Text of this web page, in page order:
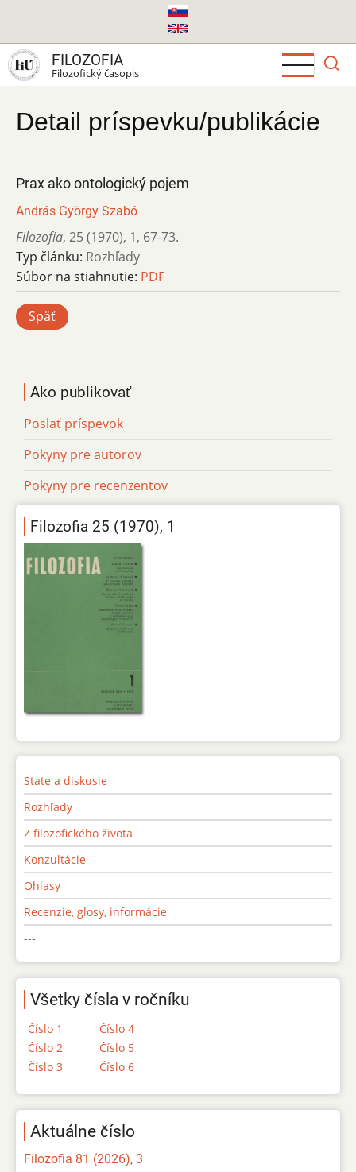
hlavný
obsah
FILOZOFIA
Filozofický časopis
Detail príspevku/publikácie
Prax ako ontologický pojem
András György Szabó
Filozofia, 25 (1970), 1, 67-73.
Typ článku: Rozhľady
Súbor na stiahnutie: PDF
Späť
Ako publikovať
Poslať príspevok
Pokyny pre autorov
Pokyny pre recenzentov
Filozofia 25 (1970), 1
State a diskusie
Rozhľady
Z filozofického života
Konzultácie
Ohlasy
Recenzie, glosy, informácie
---
Všetky čísla v ročníku
Číslo 1
Číslo 2
Číslo 3
Číslo 4
Číslo 5
Číslo 6
Aktuálne číslo
Filozofia 81 (2026), 3